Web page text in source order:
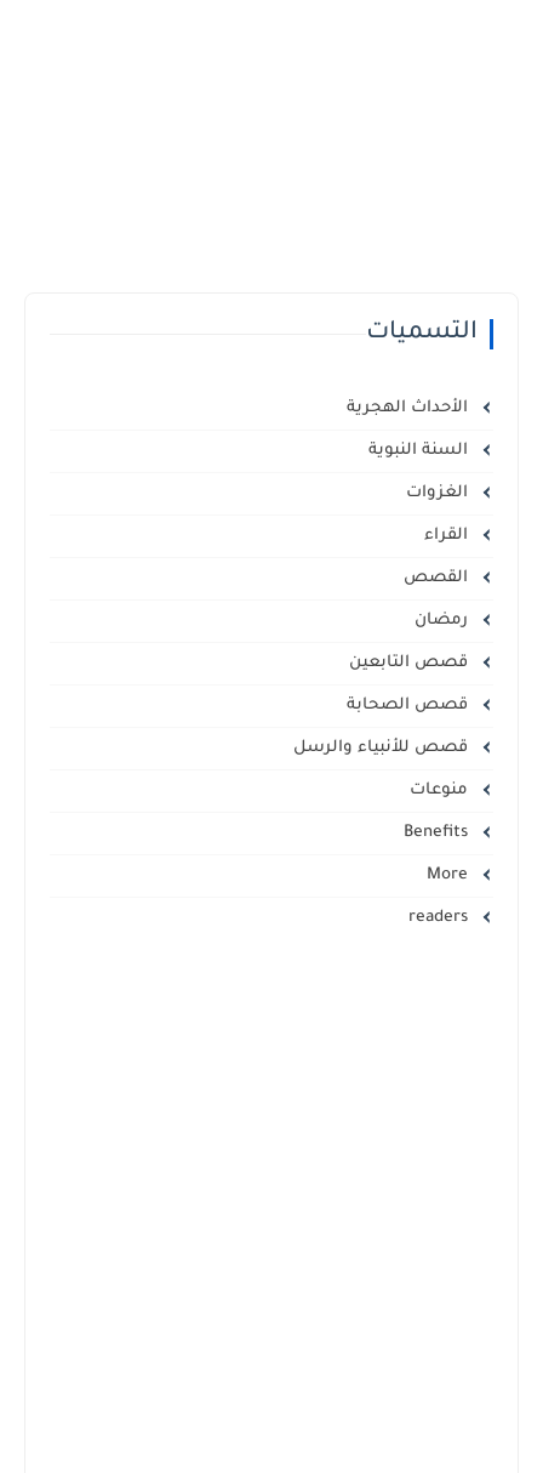
التسميات
الأحداث الهجرية
السنة النبوية
الغزوات
القراء
القصص
رمضان
قصص التابعين
قصص الصحابة
قصص للأنبياء والرسل
منوعات
Benefits
readers